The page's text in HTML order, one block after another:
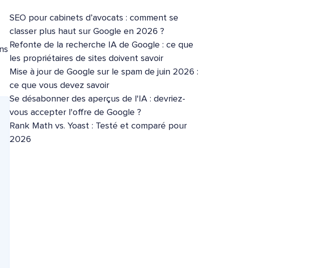
SEO pour cabinets d’avocats : comment se
classer plus haut sur Google en 2026 ?
Refonte de la recherche IA de Google : ce que
les propriétaires de sites doivent savoir
Mise à jour de Google sur le spam de juin 2026 :
ce que vous devez savoir
Se désabonner des aperçus de l'IA : devriez-
vous accepter l'offre de Google ?
Rank Math vs. Yoast : Testé et comparé pour
2026